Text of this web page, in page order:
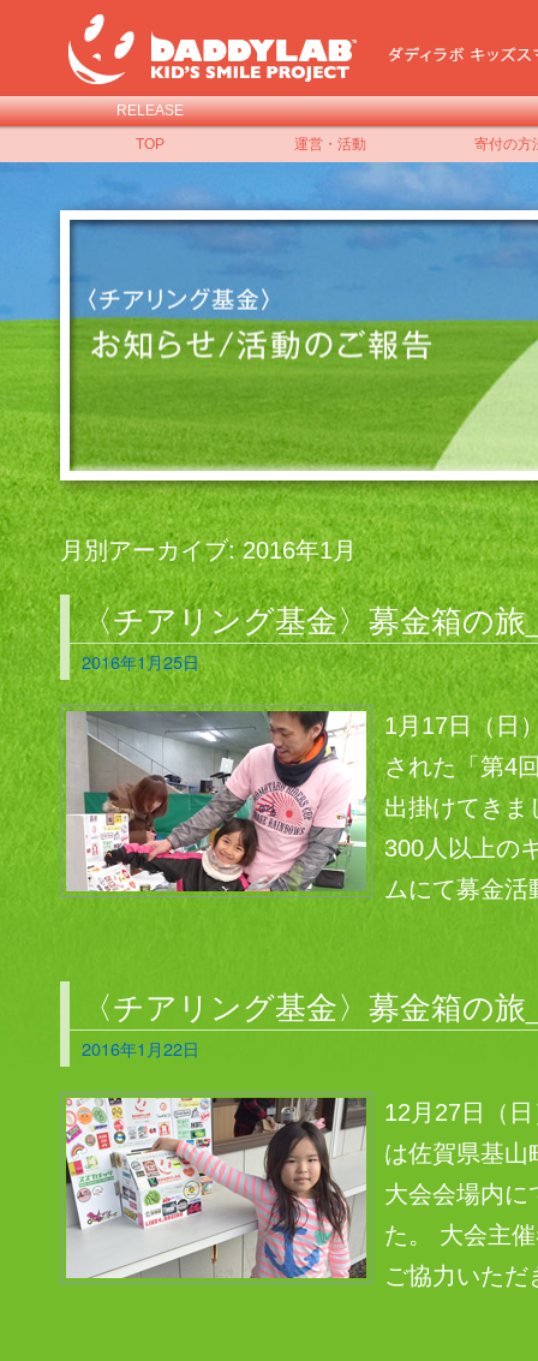
RELEASE
TOP
運営・活動 寄付の方
月別アーカイブ:2016年1月
〈チアリング基金〉募金箱の旅
2016年1月25日
1月17日（日
された「第4
出掛けてきま
300人以上の
ムにて募金
〈チアリング基金〉募金箱の旅
2016年1月22日
12月27日（
は佐賀県基山
大会会場内に
た。 大会主
ご協力いた